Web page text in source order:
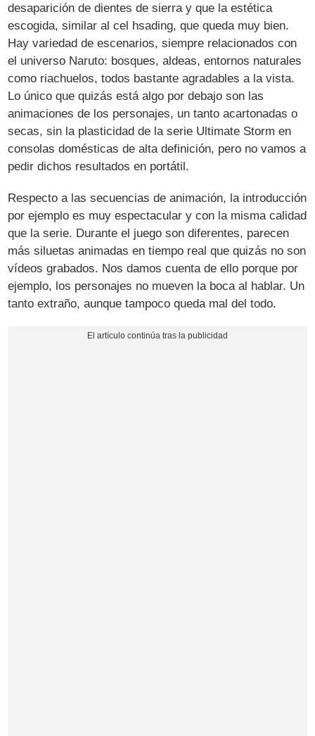
desaparición de dientes de sierra y que la estética
escogida, similar al cel hsading, que queda muy bien.
Hay variedad de escenarios, siempre relacionados con
el universo Naruto: bosques, aldeas, entornos naturales
como riachuelos, todos bastante agradables a la vista.
Lo único que quizás está algo por debajo son las
animaciones de los personajes, un tanto acartonadas o
secas, sin la plasticidad de la serie Ultimate Storm en
consolas domésticas de alta definición, pero no vamos a
pedir dichos resultados en portátil.
Respecto a las secuencias de animación, la introducción
por ejemplo es muy espectacular y con la misma calidad
que la serie. Durante el juego son diferentes, parecen
más siluetas animadas en tiempo real que quizás no son
vídeos grabados. Nos damos cuenta de ello porque por
ejemplo, los personajes no mueven la boca al hablar. Un
tanto extraño, aunque tampoco queda mal del todo.